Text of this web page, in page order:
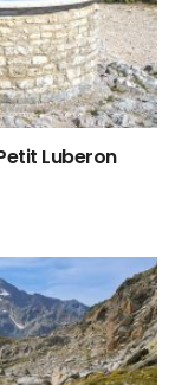
Luberon